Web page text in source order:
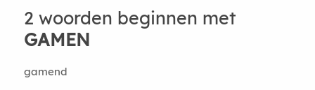
2 woorden beginnen met
GAMEN
gamend